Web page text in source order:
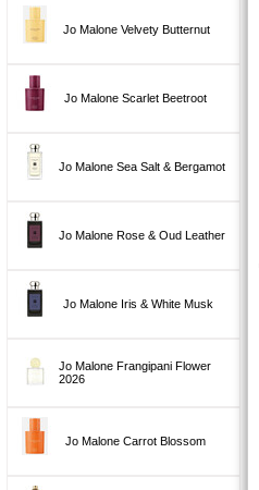
Jo Malone Velvety Butternut
Jo Malone Scarlet Beetroot
Jo Malone Sea Salt & Bergamot
Jo Malone Rose & Oud Leather
Jo Malone Iris & White Musk
Jo Malone Frangipani Flower
2026
Jo Malone Carrot Blossom